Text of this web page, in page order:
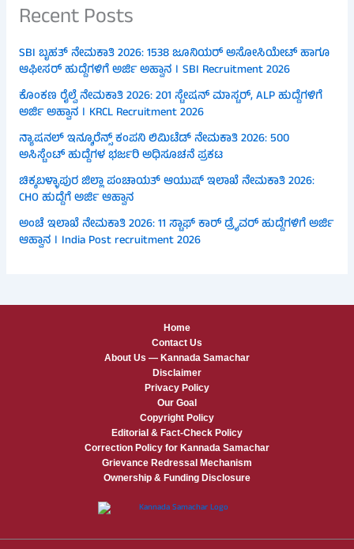
Recent Posts
SBI ಬೃಹತ್ ನೇಮಕಾತಿ 2026: 1538 ಜೂನಿಯರ್ ಅಸೋಸಿಯೇಟ್ ಹಾಗೂ
ಆಫೀಸರ್ ಹುದ್ದೆಗಳಿಗೆ ಅರ್ಜಿ ಅಹ್ವಾನ । SBI Recruitment 2026
ಕೊಂಕಣ ರೈಲ್ವೆ ನೇಮಕಾತಿ 2026: 201 ಸ್ಟೇಷನ್ ಮಾಸ್ಟರ್, ALP ಹುದ್ದೆಗಳಿಗೆ
ಅರ್ಜಿ ಅಹ್ವಾನ । KRCL Recruitment 2026
ನ್ಯಾಷನಲ್ ಇನ್ಶೂರೆನ್ಸ್ ಕಂಪನಿ ಲಿಮಿಟೆಡ್ ನೇಮಕಾತಿ 2026: 500
ಅಸಿಸ್ಟೆಂಟ್ ಹುದ್ದೆಗಳ ಭರ್ಜರಿ ಅಧಿಸೂಚನೆ ಪ್ರಕಟ
ಚಿಕ್ಕಬಳ್ಳಾಪುರ ಜಿಲ್ಲಾ ಪಂಚಾಯತ್ ಆಯುಷ್ ಇಲಾಖೆ ನೇಮಕಾತಿ 2026:
CHO ಹುದ್ದೆಗೆ ಅರ್ಜಿ ಆಹ್ವಾನ
ಅಂಚೆ ಇಲಾಖೆ ನೇಮಕಾತಿ 2026: 11 ಸ್ಟಾಫ್ ಕಾರ್ ಡ್ರೈವರ್ ಹುದ್ದೆಗಳಿಗೆ ಅರ್ಜಿ
ಆಹ್ವಾನ । India Post recruitment 2026
Home
Contact Us
About Us — Kannada Samachar
Disclaimer
Privacy Policy
Our Goal
Copyright Policy
Editorial & Fact-Check Policy
Correction Policy for Kannada Samachar
Grievance Redressal Mechanism
Ownership & Funding Disclosure